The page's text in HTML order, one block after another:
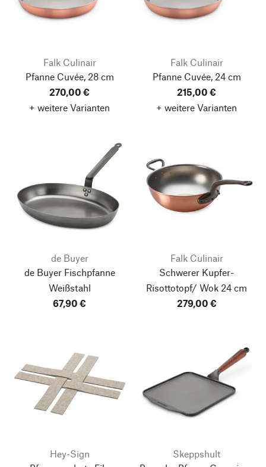
Falk Culinair
Pfanne Cuvée, 28 cm
270,00 €
+ weitere Varianten
Falk Culinair
Pfanne Cuvée, 24 cm
215,00 €
+ weitere Varianten
de Buyer
de Buyer Fischpfanne
Weißstahl
67,90 €
Falk Culinair
Schwerer Kupfer-
Risottotopf/ Wok 24 cm
279,00 €
Hey-Sign
Skeppshult